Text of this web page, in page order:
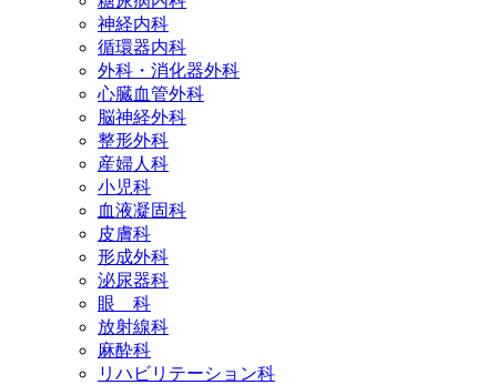
神経内科
循環器内科
外科・消化器外科
心臓血管外科
脳神経外科
整形外科
産婦人科
小児科
血液凝固科
皮膚科
形成外科
泌尿器科
眼 科
放射線科
麻酔科
リハビリテーション科